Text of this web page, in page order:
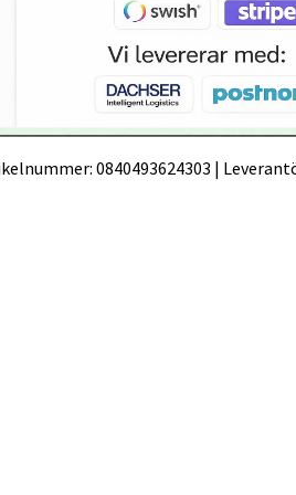
0840493624303 |